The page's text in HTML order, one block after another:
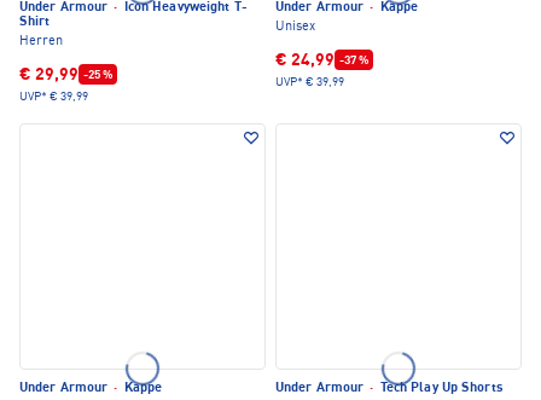
Under Armour ·
Icon Heavyweight T-
Shirt
Herren
€ 29,99 -25 %
UVP* € 39,99
Under Armour ·
Kappe
Unisex
€ 24,99 -37 %
UVP* € 39,99
Under Armour ·
Kappe
Under Armour ·
Tech Play Up Shorts